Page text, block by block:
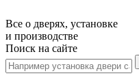
Все о дверях, установке
и производстве
Поиск на сайте